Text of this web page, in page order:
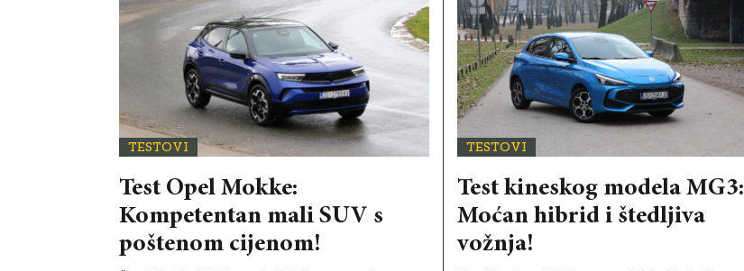
TESTOVI
Test Opel Mokke:
Kompetentan mali SUV s
poštenom cijenom!
TESTOVI
Test kineskog modela MG3:
Moćan hibrid i štedljiva
vožnja!